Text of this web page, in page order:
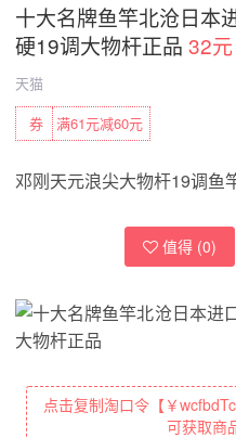
十大名牌鱼竿北沧日本
硬19调大物杆正品 32元
天猫
满61元减60元
券
邓刚天元浪尖大物杆19调鱼
值得 (0)
点击复制淘口令【￥wcfbdTcvwqs￥】 打开
可获取商